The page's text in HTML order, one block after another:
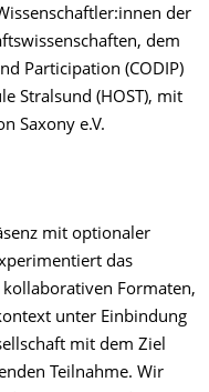
der
dem
Participation (CODIP)
Stralsund (HOST), mit
Saxony e.V.
mit optionaler
das
Formaten,
unter Einbindung
mit dem Ziel
Teilnahme. Wir